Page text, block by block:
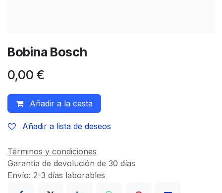
Bobina Bosch
0,00 €
Añadir a la cesta
Añadir a lista de deseos
Términos y condiciones
Garantía de devolución de 30 días
Envío: 2-3 días laborables